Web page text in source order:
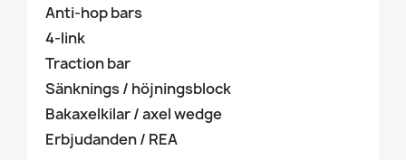
Anti-hop bars
4-link
Traction bar
Sänknings / höjningsblock
Bakaxelkilar / axel wedge
Erbjudanden / REA